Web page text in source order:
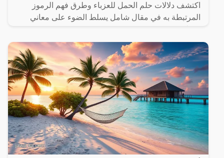
اكتشف دلالات حلم الحمل للعزباء وطرق فهم الرموز
المرتبطة به في مقال شامل يسلط الضوء على معاني